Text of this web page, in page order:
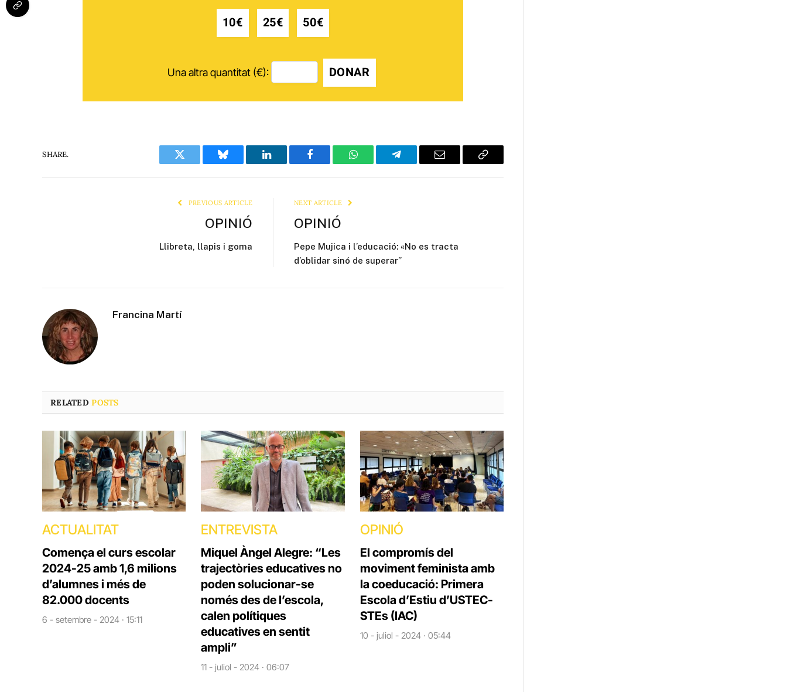
10€ 25€ 50€
Una altra quantitat (€): DONAR
SHARE.
Twitter Bluesky LinkedIn Facebook WhatsAppTelegram Email
Copy
PREVIOUS ARTICLE
OPINIÓ
Llibreta, llapis i goma
NEXT ARTICLE
OPINIÓ
Pepe Mujica i l’educació: «No es tracta
d’oblidar sinó de superar”
Francina Martí
RELATEDPOSTS
ACTUALITAT
Comença el curs escolar
2024-25 amb 1,6 milions
d’alumnes i més de
82.000 docents
6 - setembre - 2024 · 15:11
ENTREVISTA
Miquel Àngel Alegre: “Les
trajectòries educatives no
poden solucionar-se
només des de l’escola,
calen polítiques
educatives en sentit
ampli”
11 - juliol - 2024 · 06:07
OPINIÓ
El compromís del
moviment feminista amb
la coeducació: Primera
Escola d’Estiu d’USTEC-
STEs (IAC)
10 - juliol - 2024 · 05:44